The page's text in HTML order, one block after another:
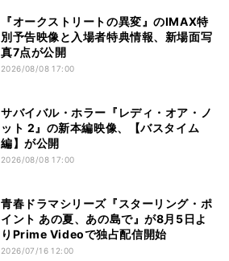
『オークストリートの異変』のIMAX特
別予告映像と入場者特典情報、新場面写
真7点が公開
2026/08/08 17:00
サバイバル・ホラー『レディ・オア・ノ
ット 2』の新本編映像、【バスタイム
編】が公開
2026/08/08 17:00
青春ドラマシリーズ『スターリング・ポ
イント あの夏、あの島で』が8月5日よ
りPrime Videoで独占配信開始
2026/07/16 12:00